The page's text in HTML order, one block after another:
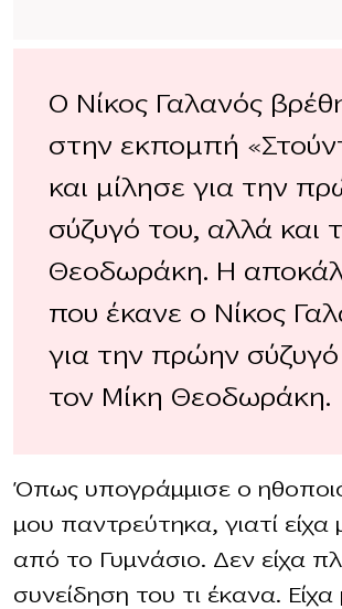
Ο Νίκος Γαλανός
στην εκπομπή
και μίλησε για την
σύζυγό του, αλλά και
Θεοδωράκη. Η
που έκανε ο Νίκος
για την πρώην σύζυγό
τον Μίκη Θεοδωράκη.
Όπως υπογράμμισε ο
μου παντρεύτηκα, γιατί είχα
από το Γυμνάσιο. Δεν είχα
συνείδηση του τι έκανα.